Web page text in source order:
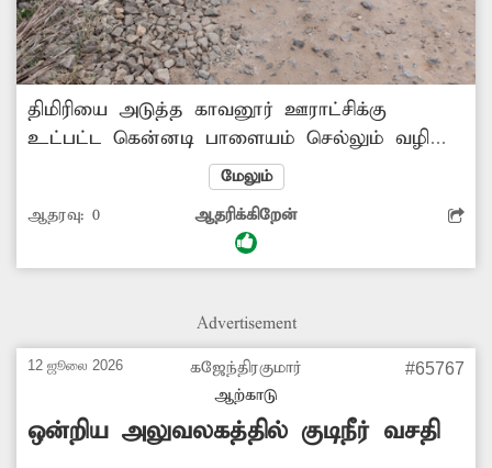
திமிரியை அடுத்த காவனூர் ஊராட்சிக்கு
உட்பட்ட கென்னடி பாளையம் செல்லும் வழியில்
இருந்து சாம்பசிவபுரத்துக்கு செல்லும் பாதை
தார் சாலையாக இருந்தது. தற்போது தார்
சாலையில் ஜல்லிக்கற்கள் பெயர்ந்து மண்
சாலையாக காட்சியளிக்கிறது. சாலையை
எடுப்பார்களா? -சதாசிவம், காவனூர்.
மேலும்
ஆதரவு: 0 ஆதரிக்கிறேன்
Advertisement
12 ஜூலை 2026
கஜேந்திரகுமார்
ஆற்காடு
#65767
ஒன்றிய அலுவலகத்தில் குடிநீர் வசதி